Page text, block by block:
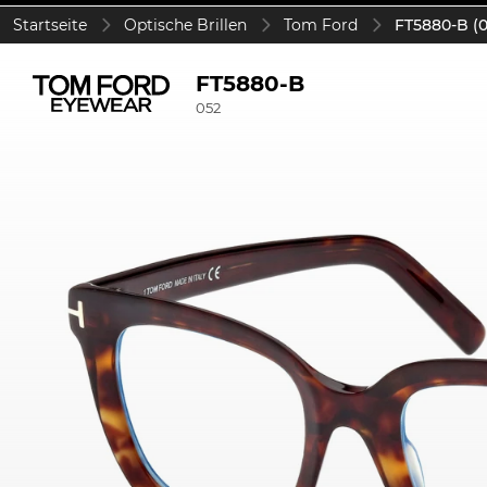
Startseite Optische Brillen Tom Ford FT5880-B
FT5880-B
052